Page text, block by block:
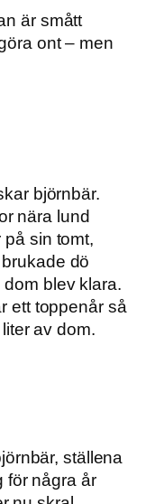
är smått
ont – men
björnbär.
nära lund
sin tomt,
dö
blev klara.
ett toppenår så
av dom.
ställena
för några år